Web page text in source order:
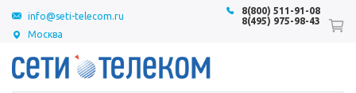
Москва
8(800) 511-91-08
8(495) 975-98-43
info@seti-telecom.ru